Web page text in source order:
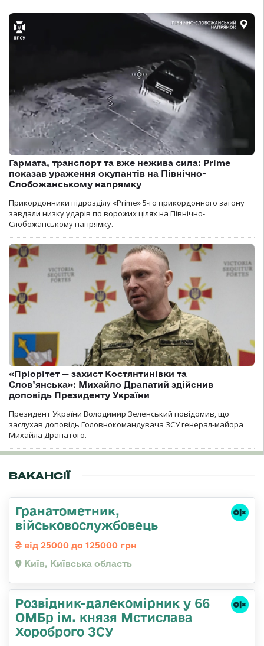
Гармата, транспорт та вже нежива сила: Prime
показав ураження окупантів на Північно-
Слобожанському напрямку
Прикордонники підрозділу «Prime» 5-го прикордонного загону
завдали низку ударів по ворожих цілях на Північно-
Слобожанському напрямку.
«Пріорітет — захист Костянтинівки та
Слов’янська»: Михайло Драпатий здійснив
доповідь Президенту України
Президент України Володимир Зеленський повідомив, що
заслухав доповідь Головнокомандувача ЗСУ генерал-майора
Михайла Драпатого.
ВАКАНСІЇ
Гранатометник,
військовослужбовець
від 25000 до 125000 грн
Київ, Київська область
Розвідник-далекомірник у 66
ОМБр ім. князя Мстислава
Хороброго ЗСУ